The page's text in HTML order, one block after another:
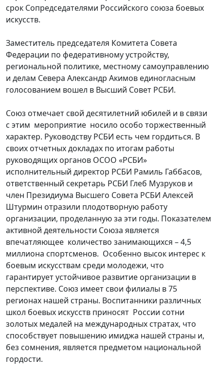
срок Сопредседателями Российского союза боевых
искусств.
Заместитель председателя Комитета Совета
Федерации по федеративному устройству,
региональной политике, местному самоуправлению
и делам Севера Александр Акимов единогласным
голосованием вошел в Высший Совет РСБИ.
Союз отмечает свой десятилетний юбилей и в связи
с этим мероприятие носило особо торжественный
характер. Руководству РСБИ есть чем гордиться. В
своих отчетных докладах по итогам работы
руководящих органов ОСОО «РСБИ»
исполнительный директор РСБИ Рамиль Габбасов,
ответственный секретарь РСБИ Глеб Музруков и
член Президиума Высшего Совета РСБИ Алексей
Штурмин отразили плодотворную работу
организации, проделанную за эти годы. Показателем
активной деятельности Союза является
впечатляющее количество занимающихся – 4,5
миллиона спортсменов. Особенно высок интерес к
боевым искусствам среди молодежи, что
гарантирует устойчивое развитие организации в
перспективе. Союз имеет свои филиалы в 75
регионах нашей страны. Воспитанники различных
школ боевых искусств приносят России сотни
золотых медалей на международных стратах, что
способствует повышению имиджа нашей страны и,
без сомнения, является предметом национальной
гордости.